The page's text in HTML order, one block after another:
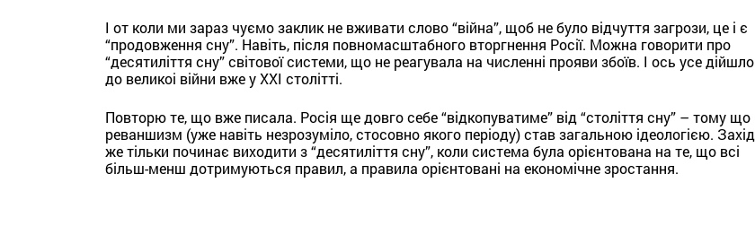
І от коли ми зараз чуємо заклик не вживати слово “війна”, щоб не було відчуття загрози, це і є
“продовження сну”. Навіть, після повномасштабного вторгнення Росії. Можна говорити про
“десятиліття сну” світової системи, що не реагувала на численні прояви збоїв. І ось усе дійшло
до великоі війни вже у ХХІ столітті.
Повторю те, що вже писала. Росія ще довго себе “відкопуватиме” від “століття сну” – тому що
реваншизм (уже навіть незрозуміло, стосовно якого періоду) став загальною ідеологією. Захід
же тільки починає виходити з “десятиліття сну”, коли система була орієнтована на те, що всі
більш-менш дотримуються правил, а правила орієнтовані на економічне зростання.